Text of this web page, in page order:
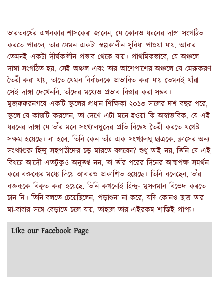
ভারতবর্ষের এখনকার শাসকেরা জানেন, যে কোনও ধরনের দাঙ্গা সংগঠিত
করতে পারলে, তার যেমন একটা স্বল্পকালীন সুবিধা পাওয়া যায়, আবার
তেমনই একটা দীর্ঘকালীন প্রভাব থেকে যায়। প্রাথমিকভাবে, যে অঞ্চলে
দাঙ্গা সংগঠিত হয়, সেই অঞ্চল এবং তার আশেপাশের অঞ্চলে যে মেরুকরণ
তৈরী করা যায়, তাতে যেমন নির্বাচনকে প্রভাবিত করা যায় তেমনই যাঁরা
সেই দাঙ্গা দেখেননি, তাঁদের মধ্যেও প্রভাব বিস্তার করা সম্ভব।
মুজফফরনগরে একটি স্কুলের প্রধান শিক্ষিকা ২০১৩ সালের দশ বছর পরে,
স্কুলে যে কাজটি করলেন, তা দেখে এটা মনে হওয়া কি অস্বাভাবিক, যে এই
ধরনের দাঙ্গা যে তাঁর মনে সংখ্যালঘুদের প্রতি বিদ্বেষ তৈরী করতে যথেষ্ট
সক্ষম হয়েছে। না হলে, তিনি কেন তাঁর এক সংখ্যালঘু ছাত্রকে, ক্লাসের অন্য
সংখ্যাগুরু হিন্দু সহপাঠীদের চড় মারতে বলবেন? শুধু তাই নয়, তিনি যে এই
বিষয়ে আদৌ এতটুকুও অনুতপ্ত নন, তা তাঁর পরের দিনের আত্মপক্ষ সমর্থন
করে বক্তব্যের মধ্যে দিয়ে আবারও প্রকাশিত হয়েছে। তিনি বলেছেন, তাঁর
বক্তব্যকে বিকৃত করা হয়েছে, তিনি কখনোই হিন্দু- মুসলমান বিভেদ করতে
চান নি। তিনি বলতে চেয়েছিলেন, পড়াশুনা না করে, যদি কোনও ছাত্র তার
মা-বাবার সঙ্গে বেড়াতে চলে যায়, তাহলে তার এইরকম শাস্তিই প্রাপ্য।
Like our Facebook Page